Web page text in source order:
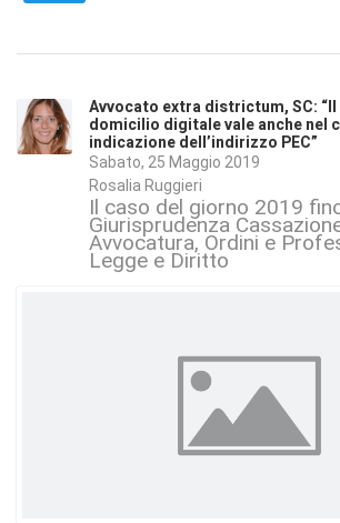
Avvocato extra districtum, SC:
domicilio digitale vale anche nel
indicazione dell’indirizzo PEC”
Sabato, 25 Maggio 2019
Rosalia Ruggieri
Il caso del giorno 2019
Giurisprudenza
Avvocatura, Ordini e
Legge e Diritto